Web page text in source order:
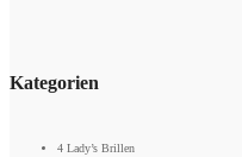
Kategorien
4 Lady’s Brillen